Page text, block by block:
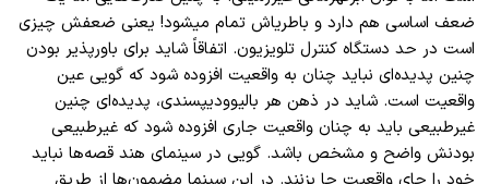
ضعف اساسی هم دارد و باطریاش تمام میشود! یعنی ضعفش چیزی
است در حد دستگاه کنترل تلویزیون. اتفاقاً شاید برای باورپذیر بودن
چنین پدیدهای نباید چنان به واقعیت افزوده شود که گویی عین
واقعیت است. شاید در ذهن هر بالیوودیپسندی، پدیدهای چنین
غیرطبیعی باید به چنان واقعیت جاری افزوده شود که غیرطبیعی
بودنش واضح و مشخص باشد. گویی در سینمای هند قصهها نباید